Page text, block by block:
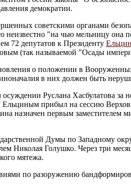
демократии.
советскими органами
неизвестно "на чью мельницу
72 депутатов к Президенту
(так называемой "Осады
о положении в
в них должен быть
Руслана Хасбулатова за
прибыл на сессию
назначен первым заместителем
Думы по Западному
Николая Голушко. Через три
мятежа.
по разоружению